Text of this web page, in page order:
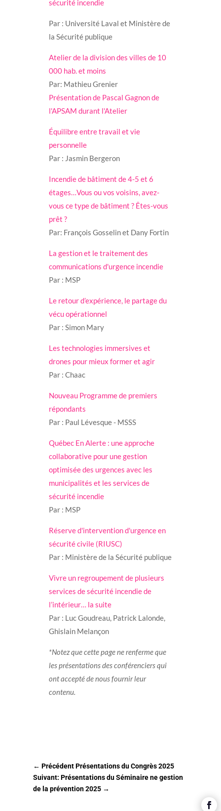
sécurité incendie
Par : Université Laval et Ministère de
la Sécurité publique
Atelier de la division des villes de 10
000 hab. et moins
Par: Mathieu Grenier
Présentation de Pascal Gagnon de
l'APSAM durant l'Atelier
Équilibre entre travail et vie
personnelle
Par : Jasmin Bergeron
Incendie de bâtiment de 4-5 et 6
étages…Vous ou vos voisins, avez-
vous ce type de bâtiment ? Êtes-vous
prêt ?
Par: François Gosselin et Dany Fortin
La gestion et le traitement des
communications d'urgence incendie
Par : MSP
Le retour d’expérience, le partage du
vécu opérationnel
Par : Simon Mary
Les technologies immersives et
drones pour mieux former et agir
Par : Chaac
Nouveau Programme de premiers
répondants
Par : Paul Lévesque - MSSS
Québec En Alerte : une approche
collaborative pour une gestion
optimisée des urgences avec les
municipalités et les services de
sécurité incendie
Par : MSP
Réserve d'intervention d'urgence en
sécurité civile (RIUSC)
Par : Ministère de la Sécurité publique
Vivre un regroupement de plusieurs
services de sécurité incendie de
l’intérieur… la suite
Par : Luc Goudreau, Patrick Lalonde,
Ghislain Melançon
*Notez que cette page ne renferme que
les présentations des conférenciers qui
ont accepté de nous fournir leur
contenu.
←Précédent Présentations du Congrès 2025
Suivant: Présentations du Séminaire ne gestion
de la prévention 2025 →